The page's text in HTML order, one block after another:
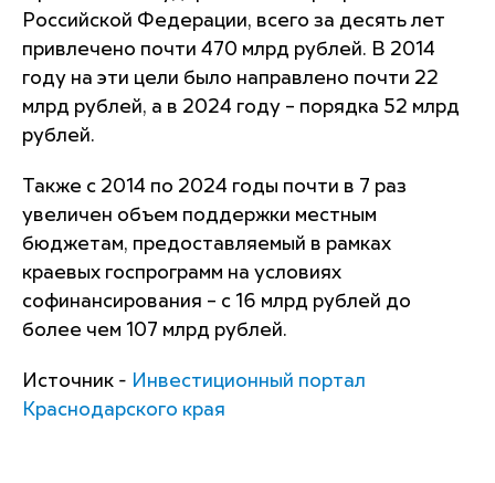
Российской Федерации, всего за десять лет
привлечено почти 470 млрд рублей. В 2014
году на эти цели было направлено почти 22
млрд рублей, а в 2024 году – порядка 52 млрд
рублей.
Также с 2014 по 2024 годы почти в 7 раз
увеличен объем поддержки местным
бюджетам, предоставляемый в рамках
краевых госпрограмм на условиях
софинансирования – с 16 млрд рублей до
более чем 107 млрд рублей.
Источник - Инвестиционный портал
Краснодарского края